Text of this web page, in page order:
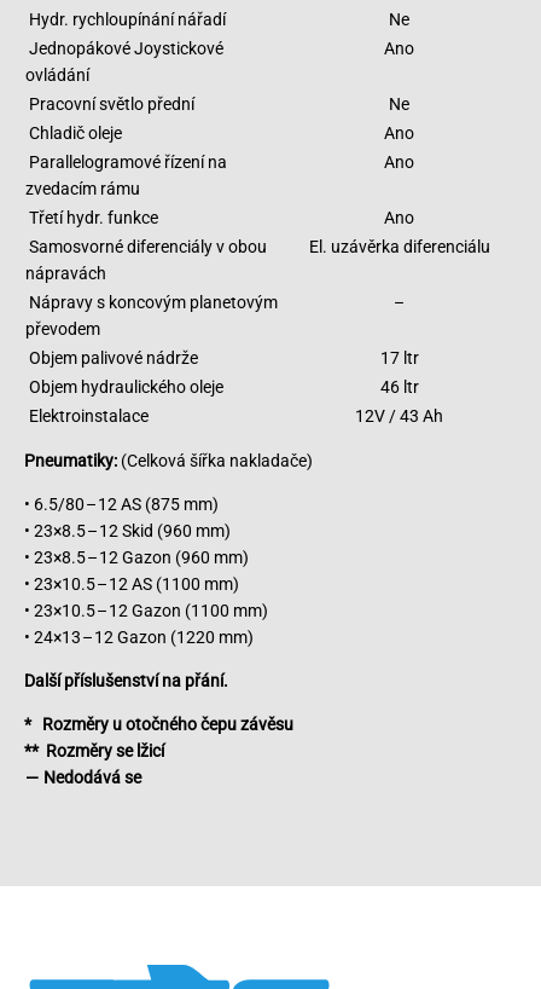
Hydr. rychloupínání nářadí
Ne
Jednopákové Joystickové
ovládání
Ano
Pracovní světlo přední
Ne
Chladič oleje
Ano
Parallelogramové řízení na
zvedacím rámu
Ano
Třetí hydr. funkce
Ano
Samosvorné diferenciály v obou
nápravách
El. uzávěrka diferenciálu
Nápravy s koncovým planetovým
převodem
–
Objem palivové nádrže
17 ltr
Objem hydraulického oleje
46 ltr
Elektroinstalace
12V / 43 Ah
Pneumatiky: (Celková šířka nakladače)
• 6.5/80 – 12 AS (875 mm)
• 23×8.5 – 12 Skid (960 mm)
• 23×8.5 – 12 Gazon (960 mm)
• 23×10.5 – 12 AS (1100 mm)
• 23×10.5 – 12 Gazon (1100 mm)
• 24×13 – 12 Gazon (1220 mm)
Další příslušenství na přání.
* Rozměry u otočného čepu závěsu
** Rozměry se lžicí
— Nedodává se